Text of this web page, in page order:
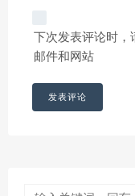
下次发表评论时
邮件和网站